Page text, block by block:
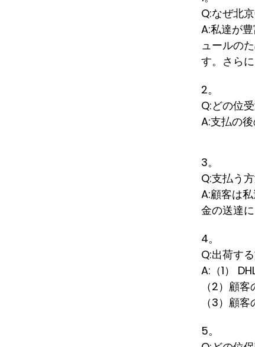
Q:なぜ北
A:私達が
ュールの
す。さら
2。
Q:どの位
A:支払の
3。
Q:支払う方
A:顧客は
金の送達
4。
Q:出荷する
A:（1）
（2）顧
（3）顧
5。